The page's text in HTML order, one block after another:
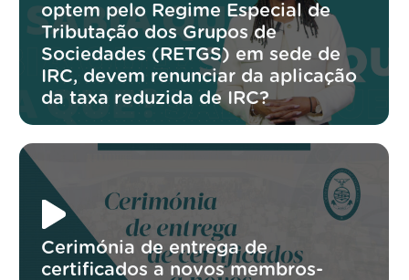
optem pelo Regime Especial de
Tributação dos Grupos de
Sociedades (RETGS) em sede de
IRC, devem renunciar da aplicação
da taxa reduzida de IRC?
Cerimónia de entrega de
certificados a novos membros-